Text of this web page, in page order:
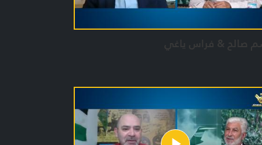
صالح & فراس ياغي